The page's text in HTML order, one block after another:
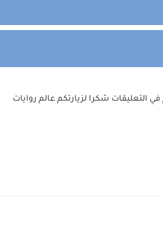
التعليقات شكرا لزيارتكم عالم روايات